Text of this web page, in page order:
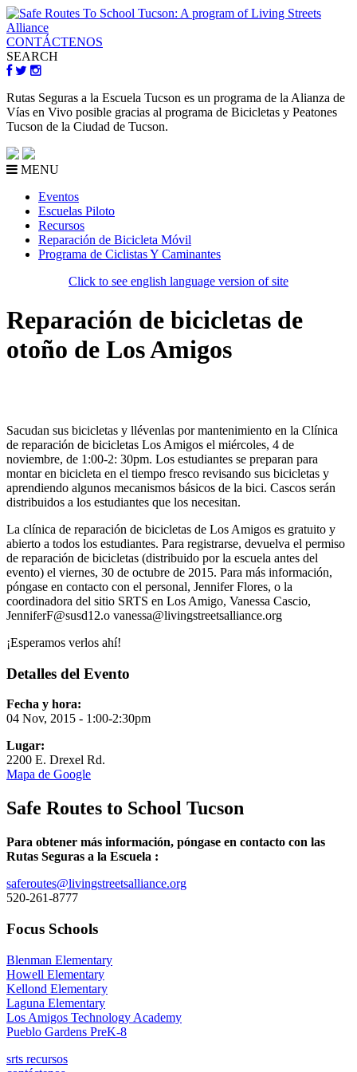
CONTÁCTENOS
SEARCH
Rutas Seguras a la Escuela Tucson es un programa de la Alianza de
Vías en Vivo posible gracias al programa de Bicicletas y Peatones
Tucson de la Ciudad de Tucson.
MENU
Eventos
Escuelas Piloto
Recursos
Reparación de Bicicleta Móvil
Programa de Ciclistas Y Caminantes
Click to see english language version of site
Reparación de bicicletas de
otoño de Los Amigos
Sacudan sus bicicletas y llévenlas por mantenimiento en la Clínica
de reparación de bicicletas Los Amigos el miércoles, 4 de
noviembre, de 1:00-2: 30pm. Los estudiantes se preparan para
montar en bicicleta en el tiempo fresco revisando sus bicicletas y
aprendiendo algunos mecanismos básicos de la bici. Cascos serán
distribuidos a los estudiantes que los necesitan.
La clínica de reparación de bicicletas de Los Amigos es gratuito y
abierto a todos los estudiantes. Para registrarse, devuelva el permiso
de reparación de bicicletas (distribuido por la escuela antes del
evento) el viernes, 30 de octubre de 2015. Para más información,
póngase en contacto con el personal, Jennifer Flores, o la
coordinadora del sitio SRTS en Los Amigo, Vanessa Cascio,
JenniferF@susd12.o vanessa@livingstreetsalliance.org
¡Esperamos verlos ahí!
Detalles del Evento
Fecha y hora:
04 Nov, 2015 - 1:00-2:30pm
Lugar:
2200 E. Drexel Rd.
Mapa de Google
Safe Routes to School Tucson
Para obtener más información, póngase en contacto con las
Rutas Seguras a la Escuela :
saferoutes@livingstreetsalliance.org
520-261-8777
Focus Schools
Blenman Elementary
Howell Elementary
Kellond Elementary
Laguna Elementary
Los Amigos Technology Academy
Pueblo Gardens PreK-8
srts recursos